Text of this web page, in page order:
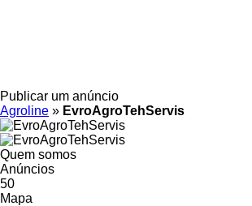
Publicar um anúncio
Agroline » EvroAgroTehServis
Quem somos
Anúncios
50
Mapa